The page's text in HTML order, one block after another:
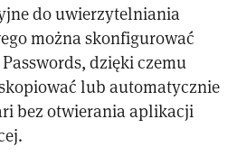
do uwierzytelniania
można skonfigurować
dzięki czemu
lub automatycznie
bez otwierania aplikacji